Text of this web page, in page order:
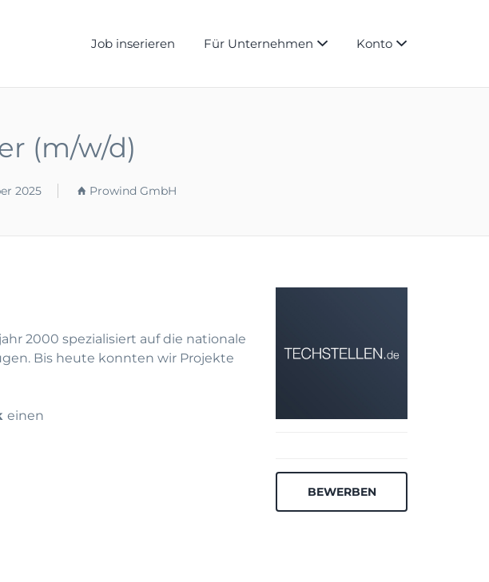
Job inserieren Für Unternehmen Konto
(m/w/d)
2025 Prowind GmbH
2000 spezialisiert auf die nationale
Bis heute konnten wir Projekte
einen
BEWERBEN